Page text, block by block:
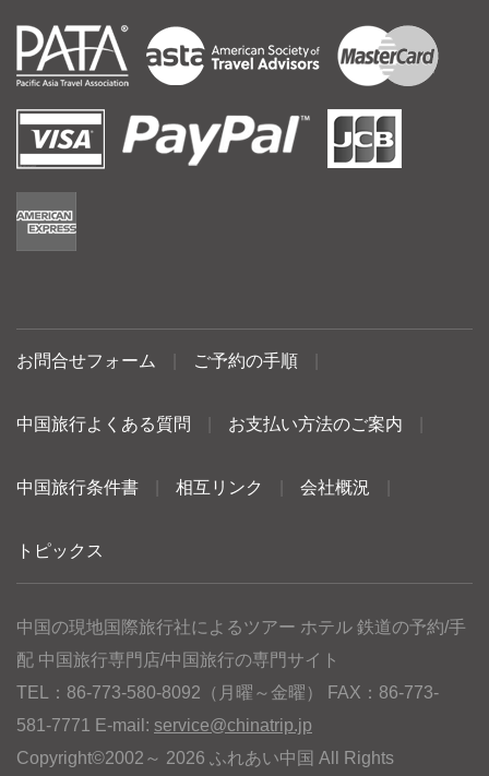
お問合せフォーム ご予約の手順
中国旅行よくある質問 お支払い方法のご案内
中国旅行条件書 相互リンク 会社概況
トピックス
中国の現地国際旅行社によるツアー ホテル 鉄道の予約/手
配 中国旅行専門店/中国旅行の専門サイト
TEL：86-773-580-8092（月曜～金曜） FAX：86-773-
581-7771 E-mail: service@chinatrip.jp
Copyright©2002～ 2026 ふれあい中国 All Rights